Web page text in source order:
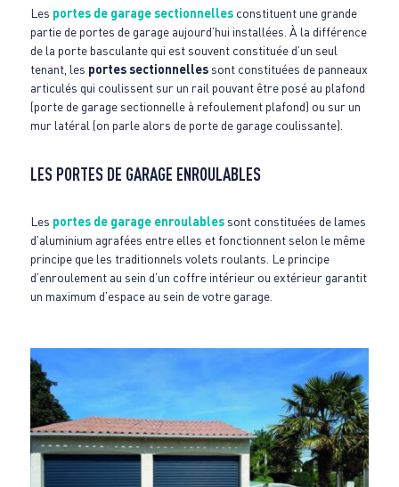
Les portes de garage sectionnellesconstituent une grande
partie de portes de garage aujourd’hui installées. À la différence
de la porte basculante qui est souvent constituée d’un seul
tenant, les portes sectionnellessont constituées de panneaux
articulés qui coulissent sur un rail pouvant être posé au plafond
(porte de garage sectionnelle à refoulement plafond) ou sur un
mur latéral (on parle alors de porte de garage coulissante).
LES PORTES DE GARAGE ENROULABLES
Les portes de garage enroulablessont constituées de lames
d’aluminium agrafées entre elles et fonctionnent selon le même
principe que les traditionnels volets roulants. Le principe
d’enroulement au sein d’un coffre intérieur ou extérieur garantit
un maximum d’espace au sein de votre garage.